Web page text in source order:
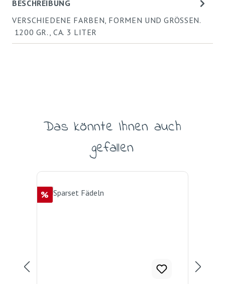
BESCHREIBUNG
VERSCHIEDENE FARBEN, FORMEN UND GRÖSSEN.
1200 GR., CA. 3 LITER
Produktgalerie überspringen
Das könnte Ihnen auch
gefallen
Rabatt
%